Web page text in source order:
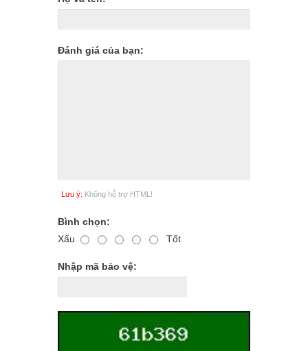
Đánh giá của bạn:
Lưu ý: Không hỗ trợ HTML!
Bình chọn:
Xấu
Tốt
Nhập mã bảo vệ: